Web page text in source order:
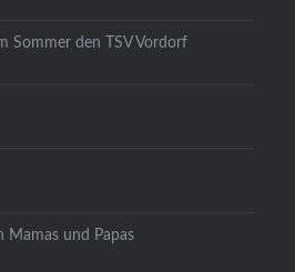
Sommer den TSV Vordorf
Mamas und Papas